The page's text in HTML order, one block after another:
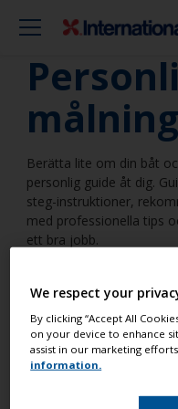
Berätta lite om din båt
personlig guide åt dig.
steg-instruktioner,
med professionella tips
ett bra jobb.
Jag kommer
We respect your
By clicking “Accept All
on your device to enhance
assist in our marketing efforts.
information.